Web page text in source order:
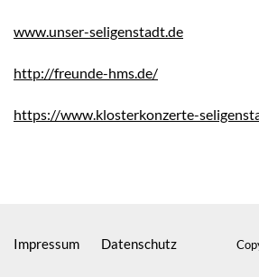
www.unser-seligenstadt.de
http://freunde-hms.de/
https://www.klosterkonzerte-
Impressum Datenschutz